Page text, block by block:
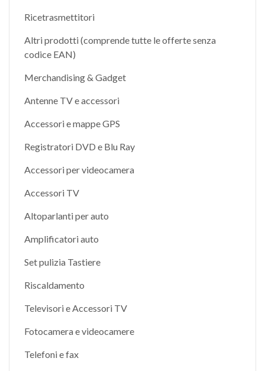
Ricetrasmettitori
Altri prodotti (comprende tutte le offerte senza
codice EAN)
Merchandising & Gadget
Antenne TV e accessori
Accessori e mappe GPS
Registratori DVD e Blu Ray
Accessori per videocamera
Accessori TV
Altoparlanti per auto
Amplificatori auto
Set pulizia Tastiere
Riscaldamento
Televisori e Accessori TV
Fotocamera e videocamere
Telefoni e fax